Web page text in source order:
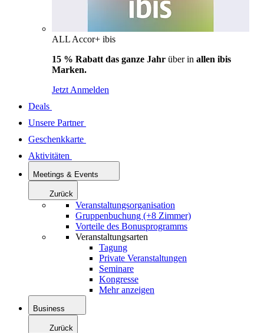
ALL Accor+ ibis
15 % Rabatt das ganze Jahr über in allen ibis
Marken.
Jetzt Anmelden
Deals
Unsere Partner
Geschenkkarte
Aktivitäten
Meetings & Events
Zurück
Veranstaltungsorganisation
Gruppenbuchung (+8 Zimmer)
Vorteile des Bonusprogramms
Veranstaltungsarten
Tagung
Private Veranstaltungen
Seminare
Kongresse
Mehr anzeigen
Business
Zurück